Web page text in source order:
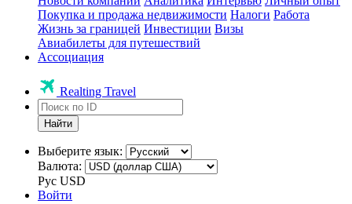
Покупка и продажа недвижимости Налоги Работа
Жизнь за границей Инвестиции Визы
Авиабилеты для путешествий
Ассоциация
Realting Travel
Найти
Выберите язык:
Валюта:
Рус USD
Войти